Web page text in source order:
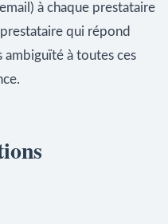
à chaque prestataire
qui répond
ambiguïté à toutes ces